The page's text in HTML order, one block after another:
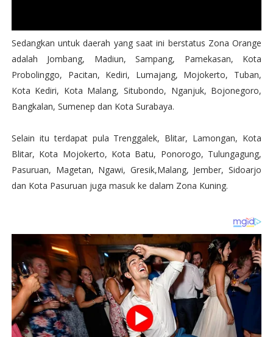
Sedangkan untuk daerah yang saat ini berstatus Zona Orange
adalah Jombang, Madiun, Sampang, Pamekasan, Kota
Probolinggo, Pacitan, Kediri, Lumajang, Mojokerto, Tuban,
Kota Kediri, Kota Malang, Situbondo, Nganjuk, Bojonegoro,
Bangkalan, Sumenep dan Kota Surabaya.
Selain itu terdapat pula Trenggalek, Blitar, Lamongan, Kota
Blitar, Kota Mojokerto, Kota Batu, Ponorogo, Tulungagung,
Pasuruan, Magetan, Ngawi, Gresik,Malang, Jember, Sidoarjo
dan Kota Pasuruan juga masuk ke dalam Zona Kuning.